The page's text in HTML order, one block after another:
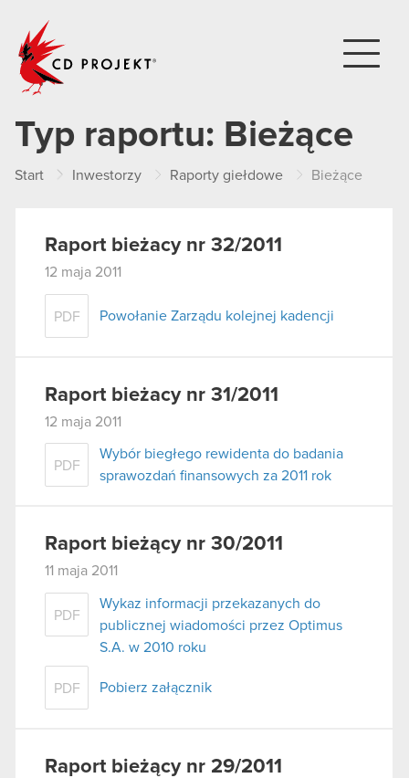
Typ raportu: Bieżące
Start Inwestorzy Raporty giełdowe Bieżące
Raport bieżacy nr 32/2011
12 maja 2011
PDF Powołanie Zarządu kolejnej kadencji
Raport bieżacy nr 31/2011
12 maja 2011
PDF
Wybór biegłego rewidenta do badania
sprawozdań finansowych za 2011 rok
Raport bieżący nr 30/2011
11 maja 2011
PDF
Wykaz informacji przekazanych do
publicznej wiadomości przez Optimus
S.A. w 2010 roku
PDF Pobierz załącznik
Raport bieżący nr 29/2011